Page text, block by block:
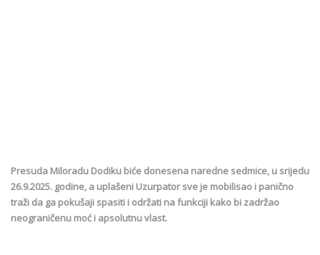
Presuda Miloradu Dodiku biće donesena naredne sedmice, u srijedu
26.9.2025. godine, a uplašeni Uzurpator sve je mobilisao i panično
traži da ga pokušaji spasiti i održati na funkciji kako bi zadržao
neograničenu moć i apsolutnu vlast.